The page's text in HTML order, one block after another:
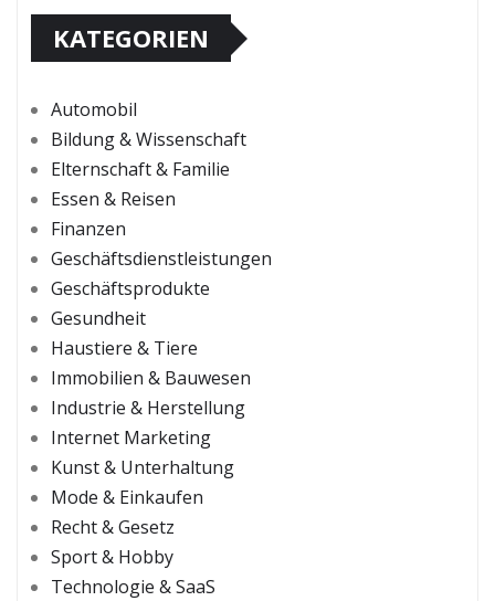
KATEGORIEN
Automobil
Bildung & Wissenschaft
Elternschaft & Familie
Essen & Reisen
Finanzen
Geschäftsdienstleistungen
Geschäftsprodukte
Gesundheit
Haustiere & Tiere
Immobilien & Bauwesen
Industrie & Herstellung
Internet Marketing
Kunst & Unterhaltung
Mode & Einkaufen
Recht & Gesetz
Sport & Hobby
Technologie & SaaS